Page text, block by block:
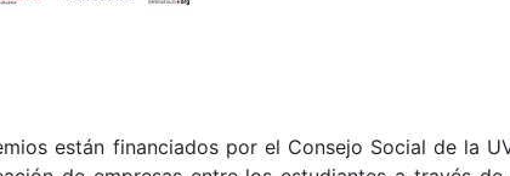
están financiados por el Consejo Social de la